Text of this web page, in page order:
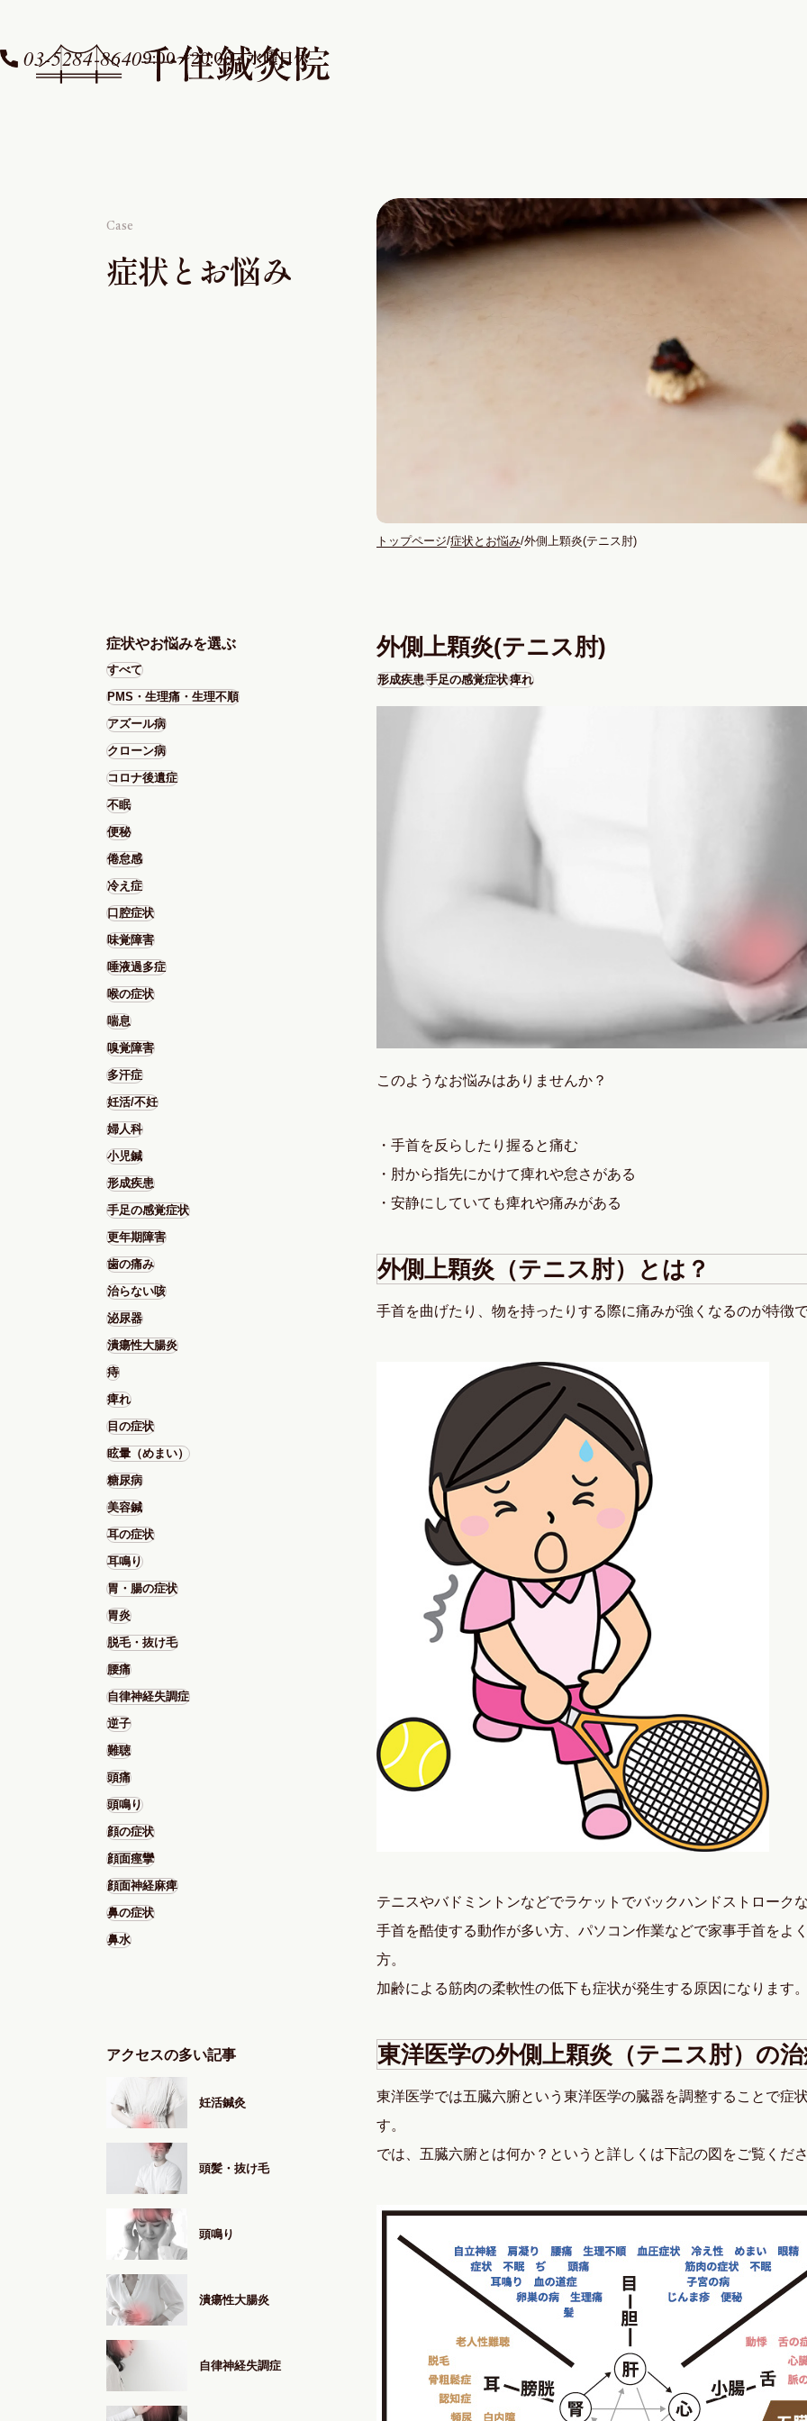
03-5284-86409:00〜20:00 / 水曜日休
Case
症状とお悩み
トップページ 症状とお悩み 外側上顆炎(テニス肘)
症状やお悩みを選ぶ
すべて
PMS・生理痛・生理不順
アズール病
クローン病
コロナ後遺症
不眠
便秘
倦怠感
冷え症
口腔症状
味覚障害
唾液過多症
喉の症状
喘息
嗅覚障害
多汗症
妊活/不妊
婦人科
小児鍼
形成疾患
手足の感覚症状
更年期障害
歯の痛み
治らない咳
泌尿器
潰瘍性大腸炎
痔
痺れ
目の症状
眩暈（めまい）
糖尿病
美容鍼
耳の症状
耳鳴り
胃・腸の症状
胃炎
脱毛・抜け毛
腰痛
自律神経失調症
逆子
難聴
頭痛
頭鳴り
顔の症状
顔面痙攣
顔面神経麻痺
鼻の症状
鼻水
アクセスの多い記事
妊活鍼灸
頭髪・抜け毛
頭鳴り
潰瘍性大腸炎
自律神経失調症
外側上顆炎(テニス肘)
形成疾患手足の感覚症状痺れ
このようなお悩みはありませんか？
・手首を反らしたり握ると痛む
・肘から指先にかけて痺れや怠さがある
・安静にしていても痺れや痛みがある
外側上顆炎（テニス肘）とは？
手首を曲げたり、物を持ったりする際に痛みが強くなるのが特徴
テニスやバドミントンなどでラケットでバックハンドストローク
手首を酷使する動作が多い方、パソコン作業などで家事手首をよ
方。
加齢による筋肉の柔軟性の低下も症状が発生する原因になります
東洋医学の外側上顆炎（テニス肘）の
東洋医学では五臓六腑という東洋医学の臓器を調整することで症
す。
では、五臓六腑とは何か？というと詳しくは下記の図をご覧くだ